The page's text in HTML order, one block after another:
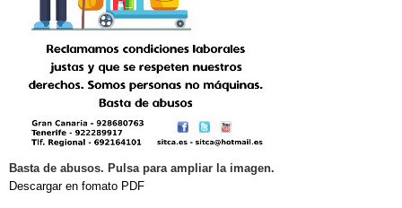
Basta de abusos. Pulsa para ampliar la imagen.
Descargar en fomato PDF